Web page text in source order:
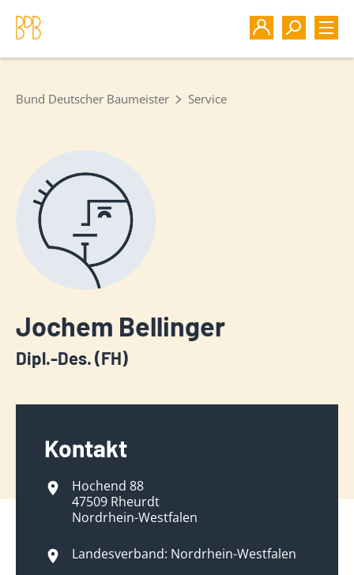
Bund Deutscher Baumeister Service
Jochem Bellinger
Dipl.-Des. (FH)
Kontakt
Hochend 88
47509 Rheurdt
Nordrhein-Westfalen
Landesverband: Nordrhein-Westfalen